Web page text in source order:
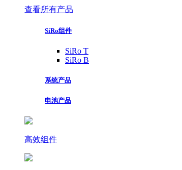
查看所有产品
SiRo组件
SiRo T
SiRo B
系统产品
电池产品
高效组件